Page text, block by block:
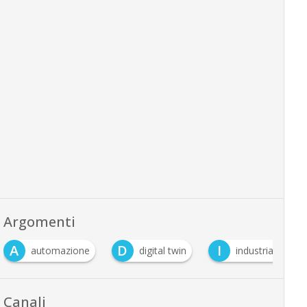
Argomenti
A
automazione D digital twin I industria 4.0
Canali